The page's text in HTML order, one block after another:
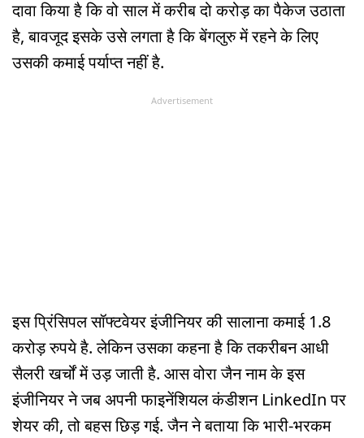
दावा किया है कि वो साल में करीब दो करोड़ का पैकेज उठाता
है, बावजूद इसके उसे लगता है कि बेंगलुरु में रहने के लिए
उसकी कमाई पर्याप्त नहीं है.
Advertisement
इस प्रिंसिपल सॉफ्टवेयर इंजीनियर की सालाना कमाई 1.8
करोड़ रुपये है. लेकिन उसका कहना है कि तकरीबन आधी
सैलरी खर्चों में उड़ जाती है. आस वोरा जैन नाम के इस
इंजीनियर ने जब अपनी फाइनेंशियल कंडीशन LinkedIn पर
शेयर की, तो बहस छिड़ गई. जैन ने बताया कि भारी-भरकम